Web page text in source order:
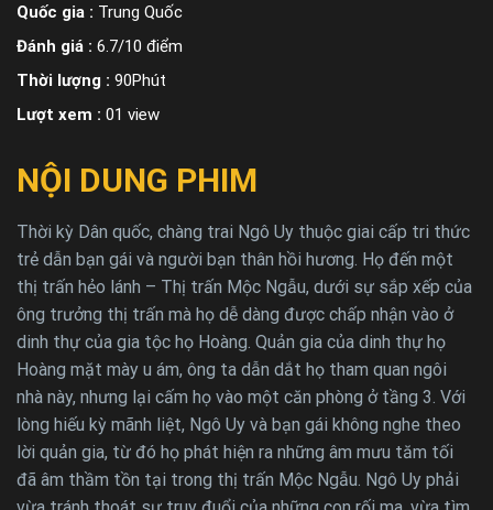
Quốc gia : Trung Quốc
Đánh giá : 6.7/10 điểm
Thời lượng : 90Phút
Lượt xem : 01 view
NỘI DUNG PHIM
Thời kỳ Dân quốc, chàng trai Ngô Uy thuộc giai cấp tri thức
trẻ dẫn bạn gái và người bạn thân hồi hương. Họ đến một
thị trấn hẻo lánh – Thị trấn Mộc Ngẫu, dưới sự sắp xếp của
ông trưởng thị trấn mà họ dễ dàng được chấp nhận vào ở
dinh thự của gia tộc họ Hoàng. Quản gia của dinh thự họ
Hoàng mặt mày u ám, ông ta dẫn dắt họ tham quan ngôi
nhà này, nhưng lại cấm họ vào một căn phòng ở tầng 3. Với
lòng hiếu kỳ mãnh liệt, Ngô Uy và bạn gái không nghe theo
lời quản gia, từ đó họ phát hiện ra những âm mưu tăm tối
đã âm thầm tồn tại trong thị trấn Mộc Ngẫu. Ngô Uy phải